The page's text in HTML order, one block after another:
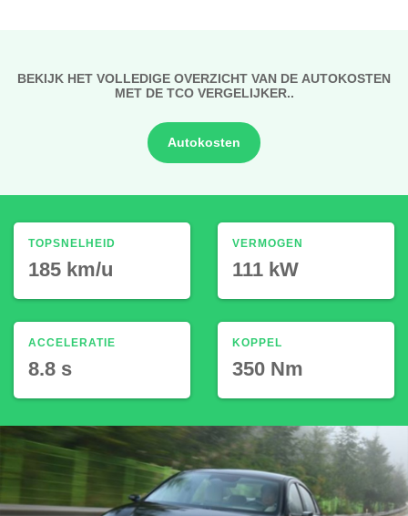
BEKIJK HET VOLLEDIGE OVERZICHT VAN DE AUTOKOSTEN
MET DE TCO VERGELIJKER..
Autokosten
TOPSNELHEID
185 km/u
ACCELERATIE
8.8 s
VERMOGEN
111 kW
KOPPEL
350 Nm